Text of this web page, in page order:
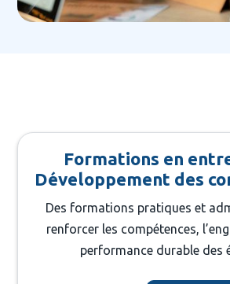
Formations en
Développement des
Des formations pratiques et
renforcer les compétences,
performance durable des